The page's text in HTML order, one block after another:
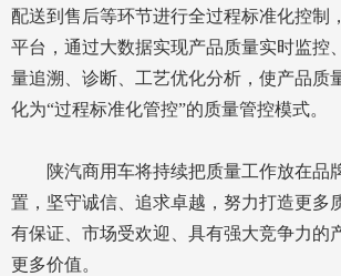
配送到售后等环节进行全过程标准化控制
平台，通过大数据实现产品质量实时监控
量追溯、诊断、工艺优化分析，使产品质
化为“过程标准化管控”的质量管控模式。
陕汽商用车将持续把质量工作放在品
置，坚守诚信、追求卓越，努力打造更多
有保证、市场受欢迎、具有强大竞争力的
更多价值。